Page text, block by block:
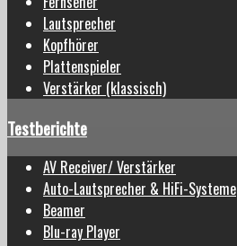
Lautsprecher
Kopfhörer
Plattenspieler
Verstärker (klassisch)
Testberichte
AV Receiver/ Verstärker
Auto-Lautsprecher & HiFi-Systeme
Beamer
Blu-ray Player